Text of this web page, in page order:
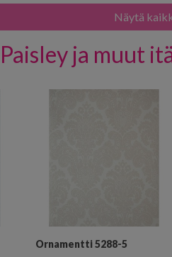
Näytä
ja muut
Ornamentti 5288-5